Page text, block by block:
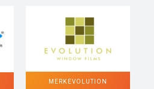
MERK EVOLUTION